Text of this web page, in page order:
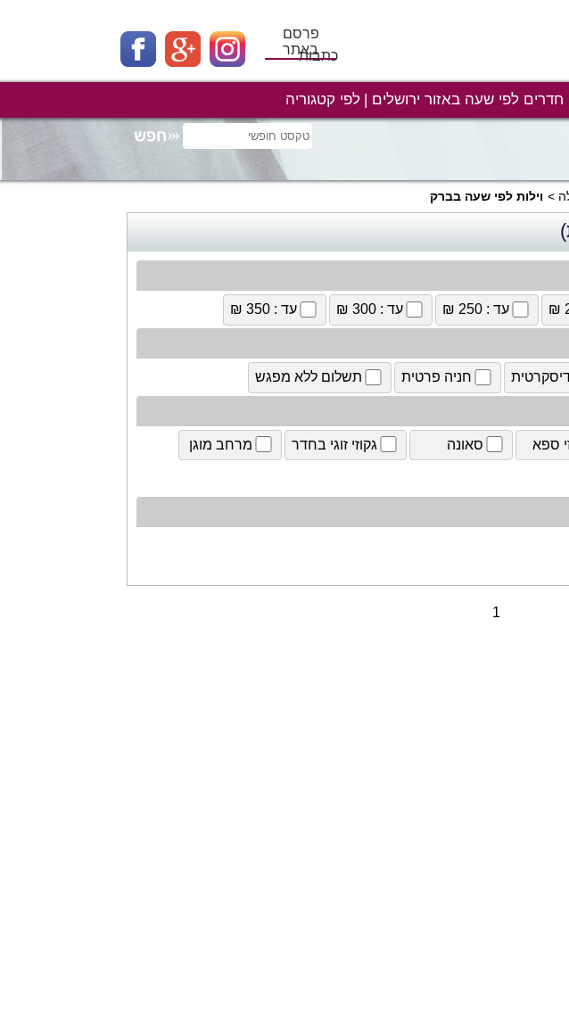
פרסם
באתרכתבות
חדרים לפי שעה באזור ירושלים לפי קטגוריה
וילות לפי שעה בברק
עד : 250 ₪ עד : 300 ₪ עד : 350 ₪
חניה פרטית תשלום ללא מפגש
ספא סאונה גקוזי זוגי בחדר מרחב מוגן
1